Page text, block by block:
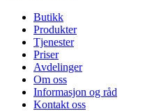
Butikk
Produkter
Tjenester
Priser
Avdelinger
Om oss
Informasjon og råd
Kontakt oss